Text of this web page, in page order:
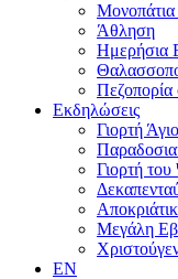
Άθληση
Ημερήσια
Εκδηλώσεις
Γιορτή
Γιορτή
Μεγάλη
EN